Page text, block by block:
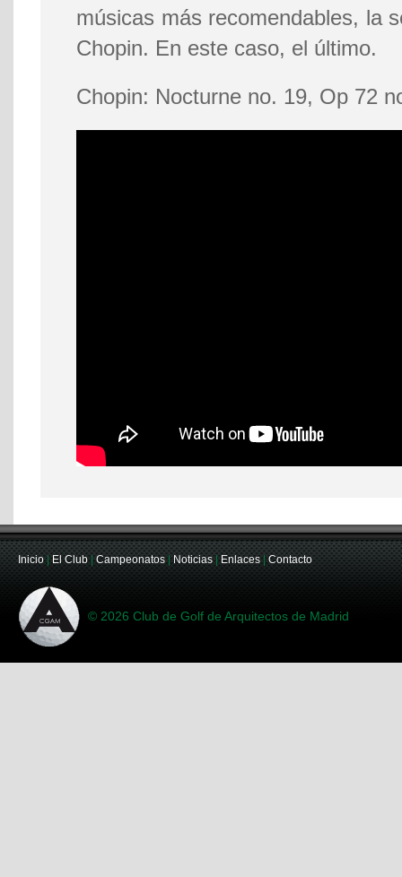
músicas más recomendables, la
Chopin. En este caso, el último.
Chopin: Nocturne no. 19, Op 72
Inicio|El Club|Campeonatos| Noticias| Enlaces| Contacto
© 2026 Club de Golf de Arquitectos de Madrid